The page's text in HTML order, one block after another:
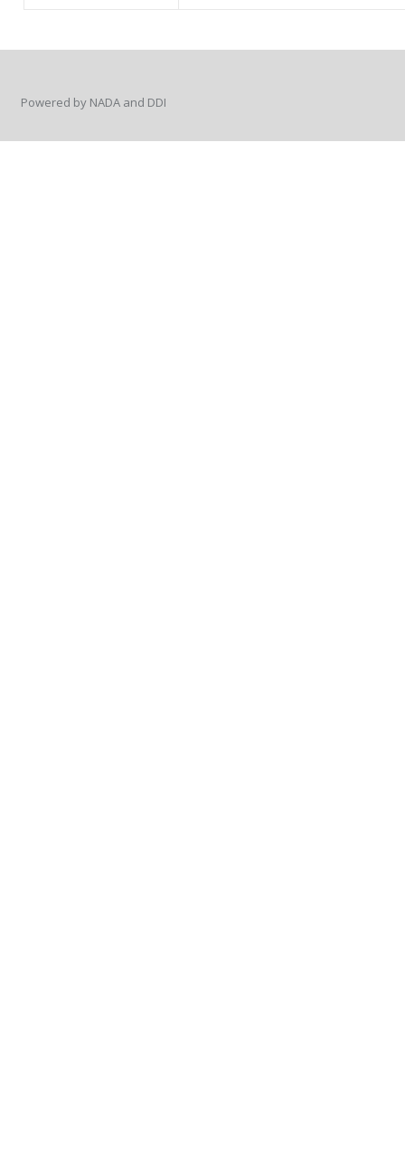
Powered by NADA and DDI